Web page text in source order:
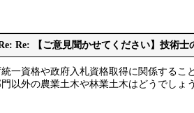
Re: 【ご意見聞かせてください】技術士
一資格や政府入札資格取得に関係するこ
以外の農業土木や林業土木はどうでしょ